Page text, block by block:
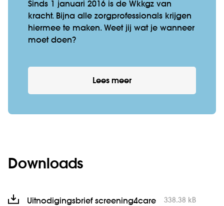
Sinds 1 januari 2016 is de Wkkgz van
kracht. Bijna alle zorg­professionals krijgen
hiermee te maken. Weet jij wat je wan­neer
moet doen?
Lees meer
Downloads
Uitnodigingsbrief screening4care 338.38 kB